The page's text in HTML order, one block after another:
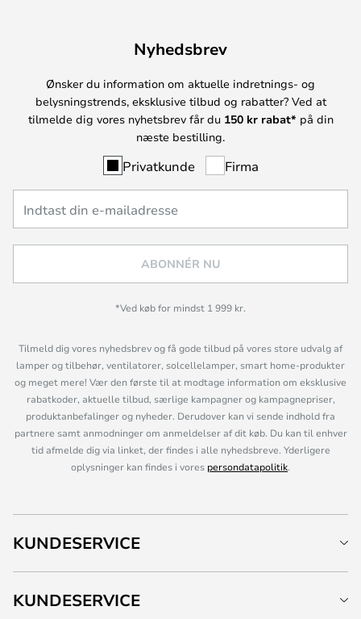
Nyhedsbrev
Ønsker du information om aktuelle indretnings- og
belysningstrends, eksklusive tilbud og rabatter? Ved at
tilmelde dig vores nyhetsbrev får du 150 kr rabat* på din
næste bestilling.
Privatkunde Firma
ABONNÉR NU
*Ved køb for mindst 1 999 kr.
Tilmeld dig vores nyhedsbrev og få gode tilbud på vores store udvalg af
lamper og tilbehør, ventilatorer, solcellelamper, smart home-produkter
og meget mere! Vær den første til at modtage information om eksklusive
rabatkoder, aktuelle tilbud, særlige kampagner og kampagnepriser,
produktanbefalinger og nyheder. Derudover kan vi sende indhold fra
partnere samt anmodninger om anmeldelser af dit køb. Du kan til enhver
tid afmelde dig via linket, der findes i alle nyhedsbreve. Yderligere
oplysninger kan findes i vores persondatapolitik.
KUNDESERVICE
KUNDESERVICE